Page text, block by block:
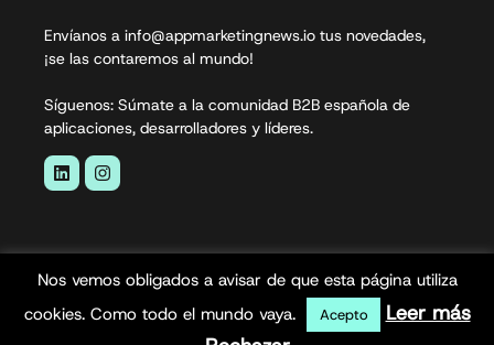
Envíanos a info@appmarketingnews.io tus novedades,
¡se las contaremos al mundo!
Síguenos: Súmate a la comunidad B2B española de
aplicaciones, desarrolladores y líderes.
Nos vemos obligados a avisar de que esta página utiliza
cookies. Como todo el mundo vaya.
Acepto
Leer más